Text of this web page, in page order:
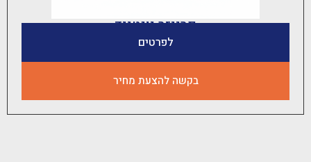
פרייזר יונטייד
בקשה להצעת מחיר